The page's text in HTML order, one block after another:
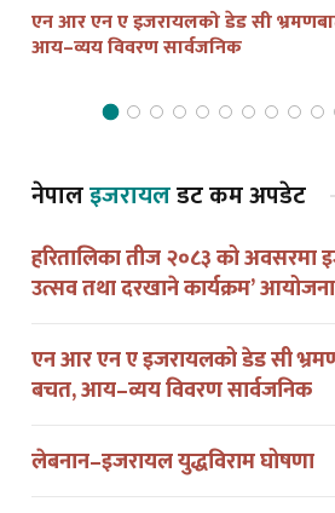
एन आर एन ए इजरायलको डेड सी
आय–व्यय विवरण सार्वजनिक
नेपालइजरायलडट कम अपडेट
हरितालिका तीज २०८३ को अवसरमा
उत्सव तथा दरखाने कार्यक्रम’
एन आर एन ए इजरायलको डेड सी
बचत, आय–व्यय विवरण सार्वजनिक
लेबनान–इजरायल युद्धविराम घोषणा